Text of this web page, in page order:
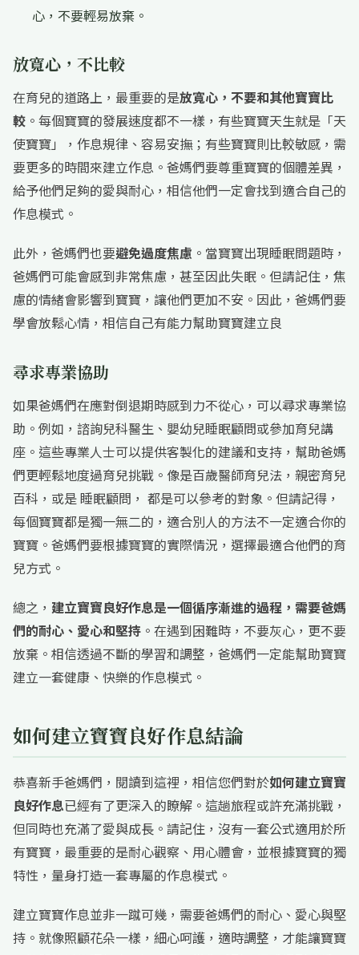
心，不要輕易放棄。
放寬心，不比較
在育兒的道路上，最重要的是放寬心，不要和其他寶寶比
較 。每個寶寶的發展速度都不一樣，有些寶寶天生就是「天
使寶寶」，作息規律、容易安撫；有些寶寶則比較敏感，需
要更多的時間來建立作息。爸媽們要尊重寶寶的個體差異，
給予他們足夠的愛與耐心，相信他們一定會找到適合自己的
作息模式。
此外，爸媽們也要避免過度焦慮 。當寶寶出現睡眠問題時，
爸媽們可能會感到非常焦慮，甚至因此失眠。但請記住，焦
慮的情緒會影響到寶寶，讓他們更加不安。因此，爸媽們要
學會放鬆心情，相信自己有能力幫助寶寶建立良
尋求專業協助
如果爸媽們在應對倒退期時感到力不從心，可以尋求專業協
助。例如，諮詢兒科醫生、嬰幼兒睡眠顧問或參加育兒講
座。這些專業人士可以提供客製化的建議和支持，幫助爸媽
們更輕鬆地度過育兒挑戰。像是百歲醫師育兒法，親密育兒
百科，或是 睡眠顧問， 都是可以參考的對象。但請記得，
每個寶寶都是獨一無二的，適合別人的方法不一定適合你的
寶寶。爸媽們要根據寶寶的實際情況，選擇最適合他們的育
兒方式。
總之， 建立寶寶良好作息是一個循序漸進的過程，需要爸媽
們的耐心、愛心和堅持 。在遇到困難時，不要灰心，更不要
放棄。相信透過不斷的學習和調整，爸媽們一定能幫助寶寶
建立一套健康、快樂的作息模式。
如何建立寶寶良好作息結論
恭喜新手爸媽們，閱讀到這裡，相信您們對於如何建立寶寶
良好作息已經有了更深入的瞭解。這趟旅程或許充滿挑戰，
但同時也充滿了愛與成長。請記住，沒有一套公式適用於所
有寶寶，最重要的是耐心觀察、用心體會，並根據寶寶的獨
特性，量身打造一套專屬的作息模式。
建立寶寶作息並非一蹴可幾，需要爸媽們的耐心、愛心與堅
持。就像照顧花朵一樣，細心呵護，適時調整，才能讓寶寶